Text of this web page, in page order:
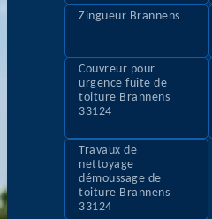
Zingueur Brannens
Couvreur pour
urgence fuite de
toiture Brannens
33124
Travaux de
nettoyage
démoussage de
toiture Brannens
33124